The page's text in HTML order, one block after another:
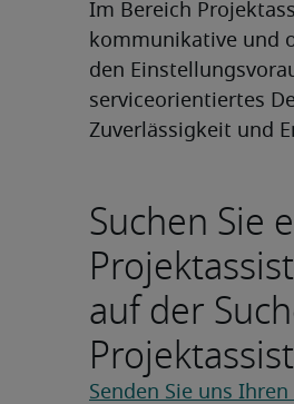
Im Bereich
kommunikative und
den
serviceorientiertes
Zuverlässigkeit und
Suchen Sie
auf der
Senden Sie uns